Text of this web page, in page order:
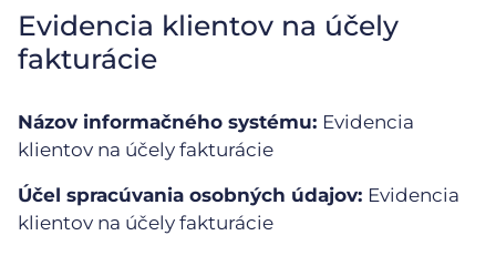
Evidencia klientov na účely
fakturácie
Názov informačného systému: Evidencia
klientov na účely fakturácie
Účel spracúvania osobných údajov: Evidencia
klientov na účely fakturácie